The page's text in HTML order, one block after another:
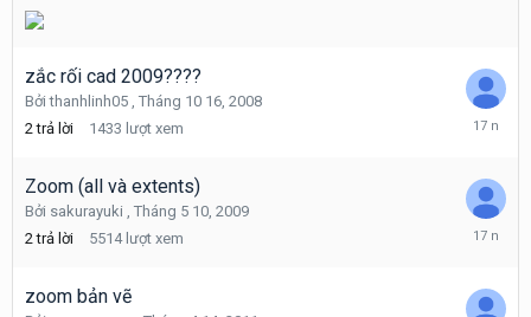
zắc rối cad 2009????
Bởithanhlinh05 , Tháng 10 16, 2008
2 trả lời 1433 lượt xem
Tháng
2008
Zoom (all và extents)
Bởi sakurayuki , Tháng 5 10, 2009
2 trả lời 5514 lượt xem
Tháng
2009
zoom bản vẽ